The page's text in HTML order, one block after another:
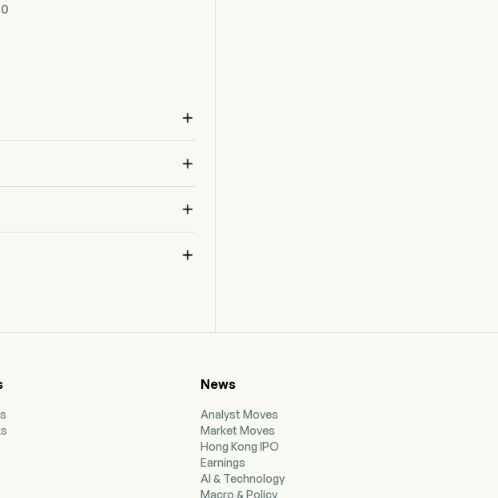




News
Analyst Moves
Market Moves
Hong Kong IPO
Earnings
AI & Technology
Macro & Policy